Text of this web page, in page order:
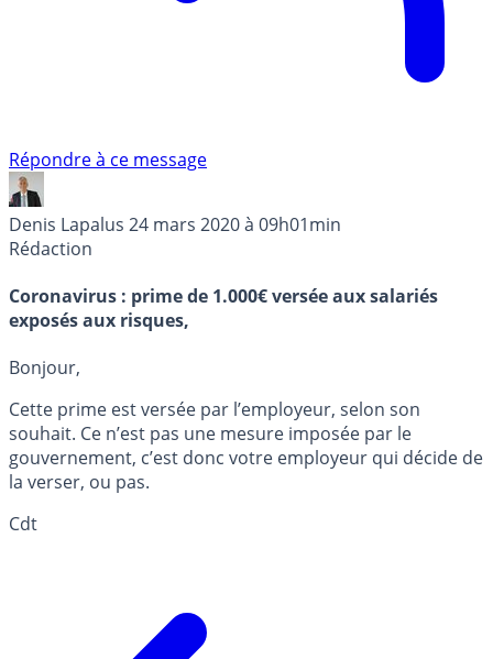
Répondre à ce message
Denis Lapalus 24 mars 2020 à 09h01min
Rédaction
Coronavirus : prime de 1.000€ versée aux salariés
exposés aux risques,
Bonjour,
Cette prime est versée par l’employeur, selon son
souhait. Ce n’est pas une mesure imposée par le
gouvernement, c’est donc votre employeur qui décide de
la verser, ou pas.
Cdt